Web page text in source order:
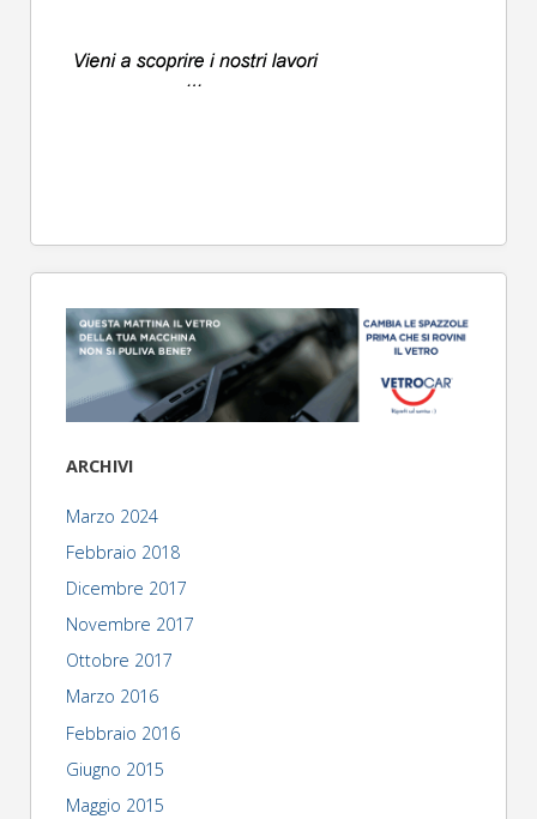
ARCHIVI
Marzo 2024
Febbraio 2018
Dicembre 2017
Novembre 2017
Ottobre 2017
Marzo 2016
Febbraio 2016
Giugno 2015
Maggio 2015